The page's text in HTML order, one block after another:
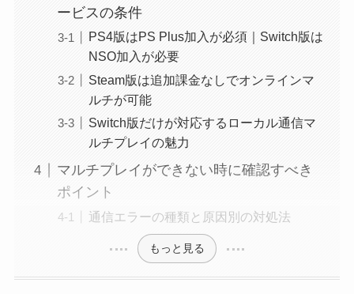
ービスの条件
PS4版はPS Plus加入が必須｜Switch版は
NSO加入が必要
Steam版は追加課金なしでオンラインマ
ルチが可能
Switch版だけが対応するローカル通信マ
ルチプレイの魅力
マルチプレイができない時に確認すべき
ポイント
通信エラーの種類と原因別の対処法
もっと見る